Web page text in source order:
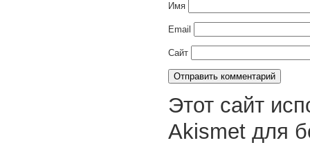
Имя
Email
Сайт
Этот сайт
Akismet для